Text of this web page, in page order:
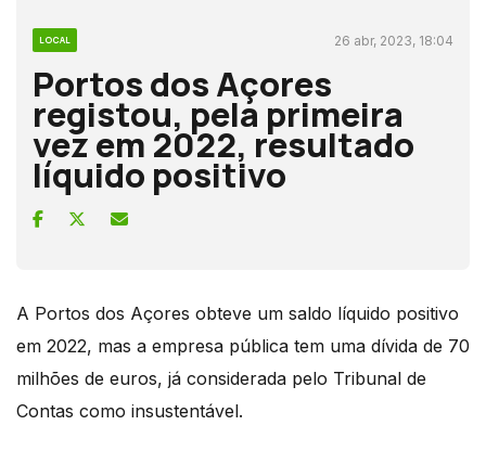
LOCAL 26 abr, 2023, 18:04
Portos dos Açores
registou, pela primeira
vez em 2022, resultado
líquido positivo
A Portos dos Açores obteve um saldo líquido positivo
em 2022, mas a empresa pública tem uma dívida de 70
milhões de euros, já considerada pelo Tribunal de
Contas como insustentável.